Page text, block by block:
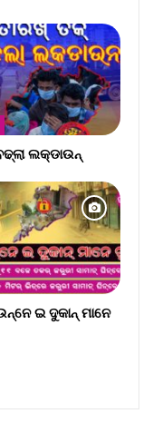
ଲକ୍‌ଡାଉନ୍‌
ଇ ଦୁକାନ୍ ମାନେ